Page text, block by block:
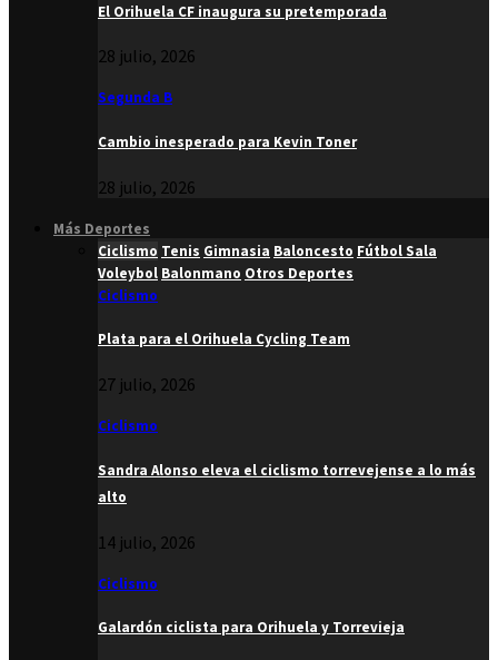
El Orihuela CF inaugura su pretemporada
28 julio, 2026
Segunda B
Cambio inesperado para Kevin Toner
28 julio, 2026
Más Deportes
Ciclismo Tenis Gimnasia Baloncesto Fútbol Sala
Voleybol Balonmano Otros Deportes
Ciclismo
Plata para el Orihuela Cycling Team
27 julio, 2026
Ciclismo
Sandra Alonso eleva el ciclismo torrevejense a lo más
alto
14 julio, 2026
Ciclismo
Galardón ciclista para Orihuela y Torrevieja